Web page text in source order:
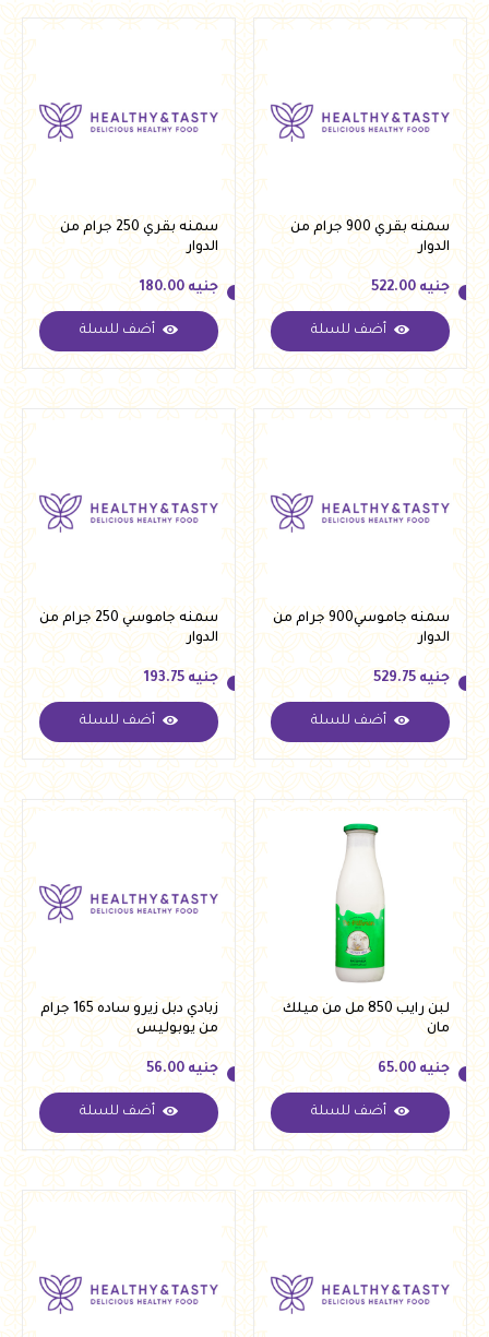
سمنه بقري 900 جرام من
الدوار
جنيه
جنيه 522.00
أضف للسلة
سمنه بقري 250 جرام من
الدوار
جنيه
جنيه 180.00
أضف للسلة
سمنه جاموسي900 جرام من
الدوار
جنيه
جنيه 529.75
أضف للسلة
سمنه جاموسي 250 جرام من
الدوار
جنيه
جنيه 193.75
أضف للسلة
لبن رايب 850 مل من ميلك
مان
جنيه
جنيه 65.00
أضف للسلة
زبادي دبل زيرو ساده 165 جرام
من يوبوليس
جنيه
جنيه 56.00
أضف للسلة